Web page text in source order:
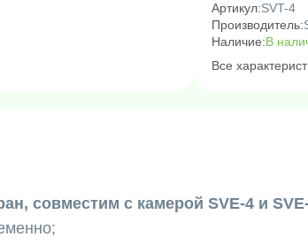
Артикул:SVT-4
Производитель:
Наличие:В
Все
совместим с камерой SVE-4 и